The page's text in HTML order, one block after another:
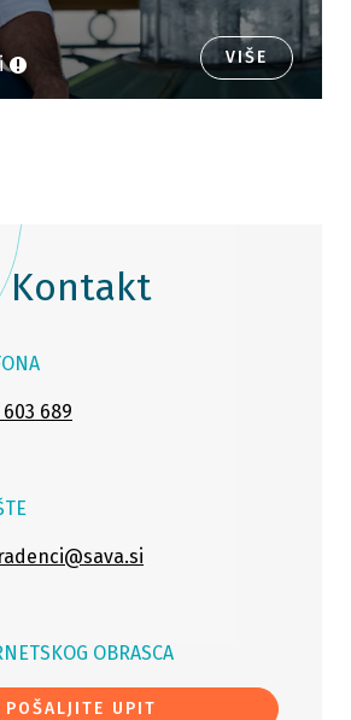
VIŠE
Kontakt
603 689
OBRASCA
POŠALJITE UPIT